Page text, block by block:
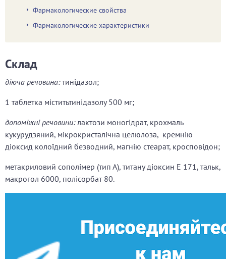
Фармакологические свойства
Фармакологические характеристики
Склад
діюча речовина:тинідазол;
1 таблетка міститьтинідазолу 500 мг;
допоміжні речовини:лактози моногідрат, крохмаль
кукурудзяний, мікрокристалічна целюлоза, кремнію
діоксид колоїдний безводний, магнію стеарат, кросповідон;
метакриловий сополімер (тип А), титану діоксин E 171, тальк,
макрогол 6000, полісорбат 80.